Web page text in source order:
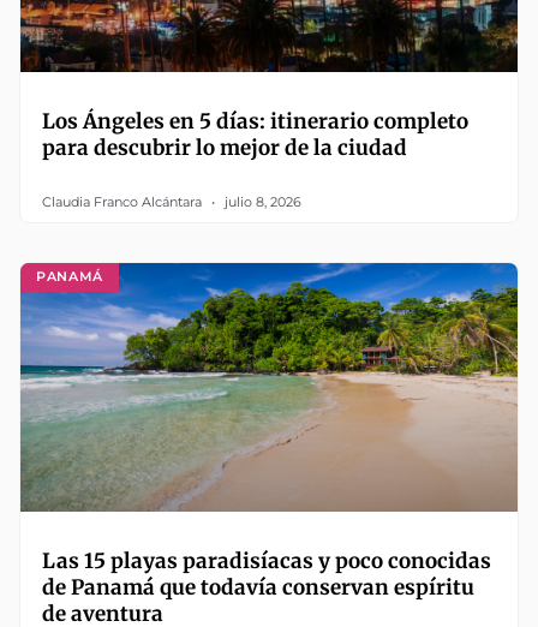
Los Ángeles en 5 días: itinerario completo
para descubrir lo mejor de la ciudad
Claudia Franco Alcántara julio 8, 2026
PANAMÁ
Las 15 playas paradisíacas y poco conocidas
de Panamá que todavía conservan espíritu
de aventura